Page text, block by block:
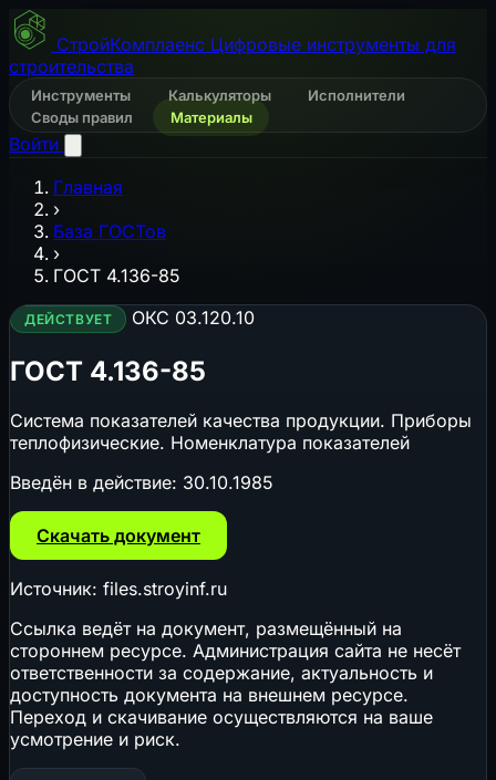
СтройКомплаенс Цифровые инструменты для
строительства
Инструменты Калькуляторы
Исполнители
Своды правил
Материалы
Войти
Главная
›
База ГОСТов
›
ГОСТ 4.136-85
ДЕЙСТВУЕТ ОКС 03.120.10
ГОСТ 4.136-85
Система показателей качества продукции. Приборы
теплофизические. Номенклатура показателей
Введён в действие: 30.10.1985
Скачать документ
Источник: files.stroyinf.ru
Ссылка ведёт на документ, размещённый на
стороннем ресурсе. Администрация сайта не несёт
ответственности за содержание, актуальность и
доступность документа на внешнем ресурсе.
Переход и скачивание осуществляются на ваше
усмотрение и риск.